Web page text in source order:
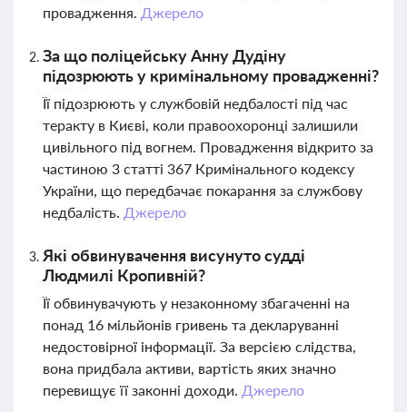
провадження. Джерело
За що поліцейську Анну Дудіну
підозрюють у кримінальному провадженні?
Її підозрюють у службовій недбалості під час
теракту в Києві, коли правоохоронці залишили
цивільного під вогнем. Провадження відкрито за
частиною 3 статті 367 Кримінального кодексу
України, що передбачає покарання за службову
недбалість. Джерело
Які обвинувачення висунуто судді
Людмилі Кропивній?
Її обвинувачують у незаконному збагаченні на
понад 16 мільйонів гривень та декларуванні
недостовірної інформації. За версією слідства,
вона придбала активи, вартість яких значно
перевищує її законні доходи. Джерело